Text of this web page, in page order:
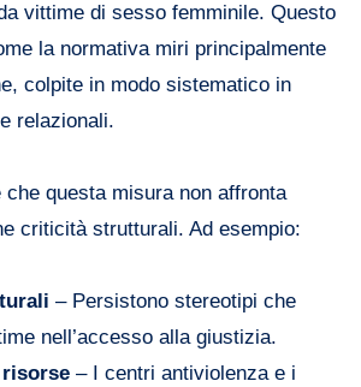
vittime di sesso femminile. Questo
la normativa miri principalmente
colpite in modo sistematico in
relazionali.
che questa misura non affronta
criticità strutturali. Ad esempio:
– Persistono stereotipi che
nell’accesso alla giustizia.
risorse– I centri antiviolenza e i